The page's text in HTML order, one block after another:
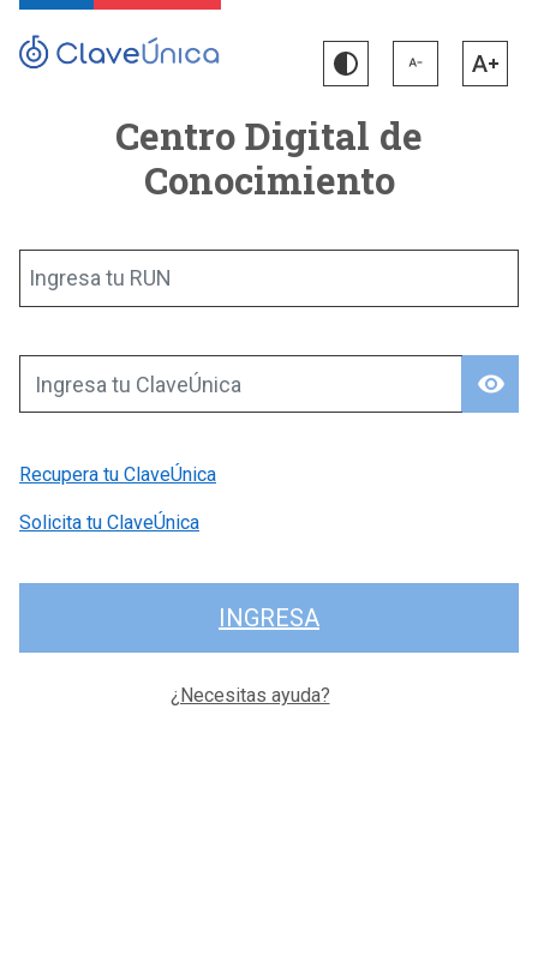
Centro Digital de
Conocimiento
Ingresa tu RUN
visibility
Ingresa tu ClaveÚnica
Recupera tu ClaveÚnica
Solicita tu ClaveÚnica
INGRESA
¿Necesitas ayuda?